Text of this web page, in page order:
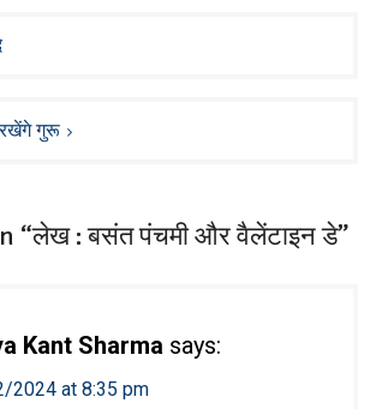
रखेंगे गुरू
“लेख : बसंत पंचमी और वैलेंटाइन डे”
Kant Sharma says:
2024 at 8:35 pm